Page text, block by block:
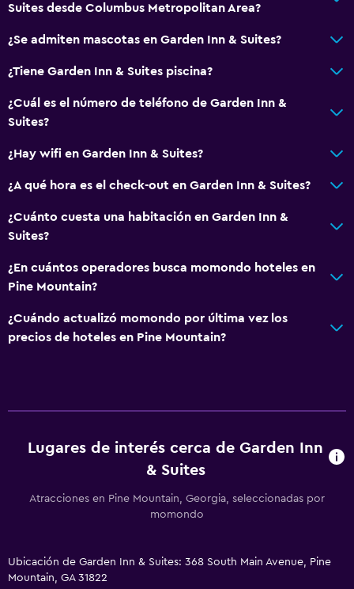
Suites desde Columbus Metropolitan Area?
¿Se admiten mascotas en Garden Inn & Suites?
¿Tiene Garden Inn & Suites piscina?
¿Cuál es el número de teléfono de Garden Inn &
Suites?
¿Hay wifi en Garden Inn & Suites?
¿A qué hora es el check-out en Garden Inn & Suites?
¿Cuánto cuesta una habitación en Garden Inn &
Suites?
¿En cuántos operadores busca momondo hoteles en
Pine Mountain?
¿Cuándo actualizó momondo por última vez los
precios de hoteles en Pine Mountain?
Lugares de interés cerca de Garden Inn
& Suites
Atracciones en Pine Mountain, Georgia, seleccionadas por
momondo
Ubicación de Garden Inn & Suites: 368 South Main Avenue, Pine
Mountain, GA 31822